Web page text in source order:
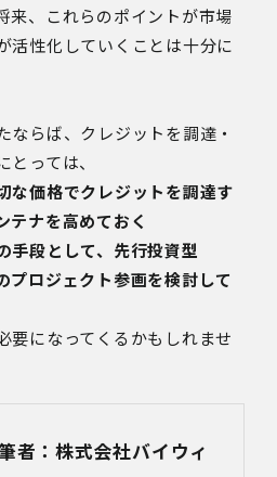
来、これらのポイントが市場
活性化していくことは十分に
ならば、クレジットを調達・
っては、
な価格でクレジットを調達す
テナを高めておく
手段として、先行投資型
プロジェクト参画を検討して
要になってくるかもしれませ
者：株式会社バイウィ